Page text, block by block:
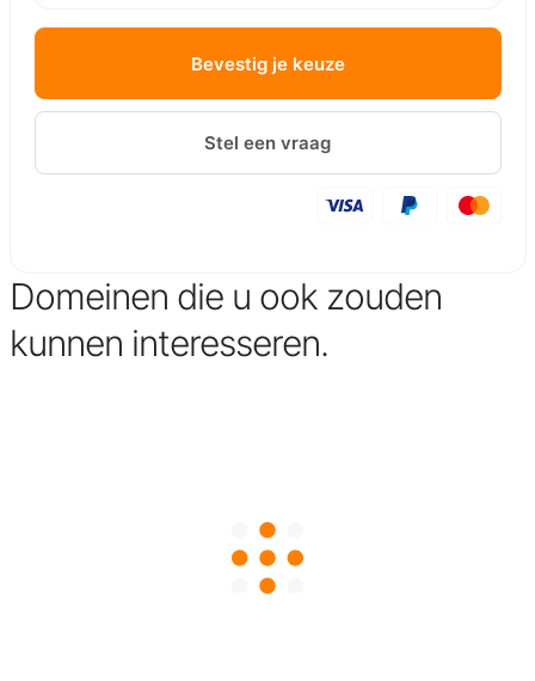
Bevestig je keuze
Stel een vraag
Domeinen die u ook zouden
kunnen interesseren.